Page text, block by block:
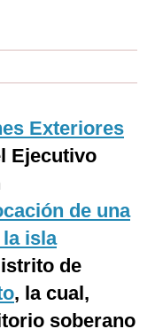
Exteriores
Ejecutivo
de una
isla
de
, la cual,
soberano